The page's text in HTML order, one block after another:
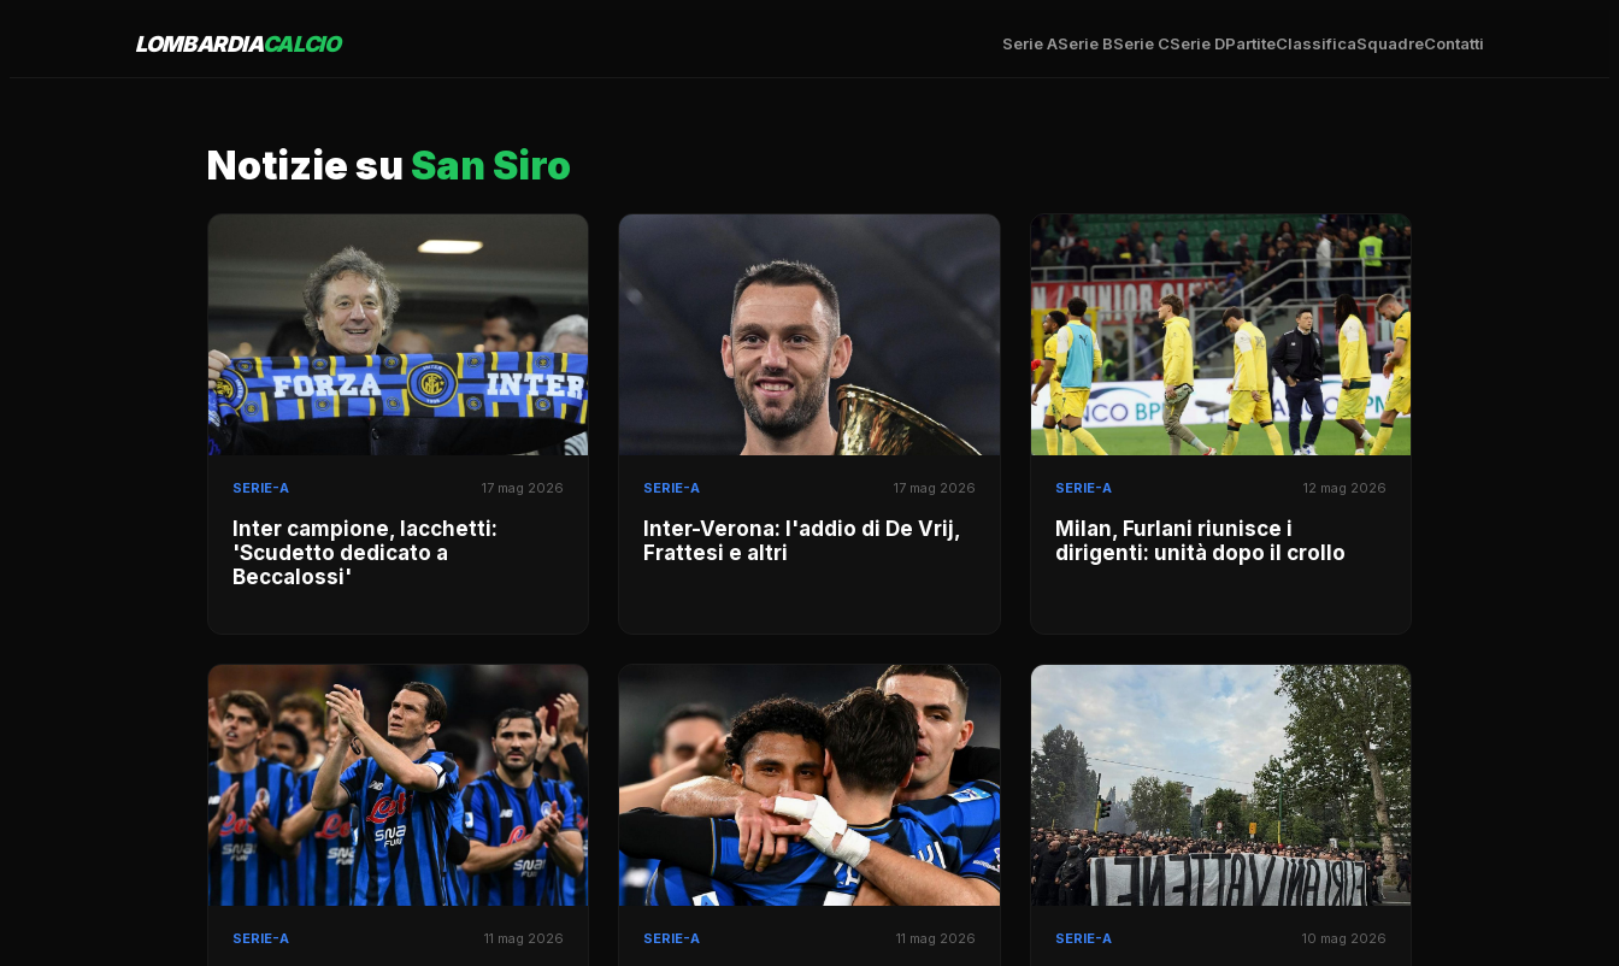
LOMBARDIACALCIO Serie ASerie BSerie CSerie DPartiteClassificaSquadreContatti
Notizie su San Siro
SERIE-A 17 mag 2026
Inter campione, Iacchetti:
'Scudetto dedicato a
Beccalossi'
SERIE-A 17 mag 2026
Inter-Verona: l'addio di De Vrij,
Frattesi e altri
SERIE-A 12 mag 2026
Milan, Furlani riunisce i
dirigenti: unità dopo il crollo
SERIE-A 11 mag 2026 SERIE-A 11 mag 2026 SERIE-A 10 mag 2026